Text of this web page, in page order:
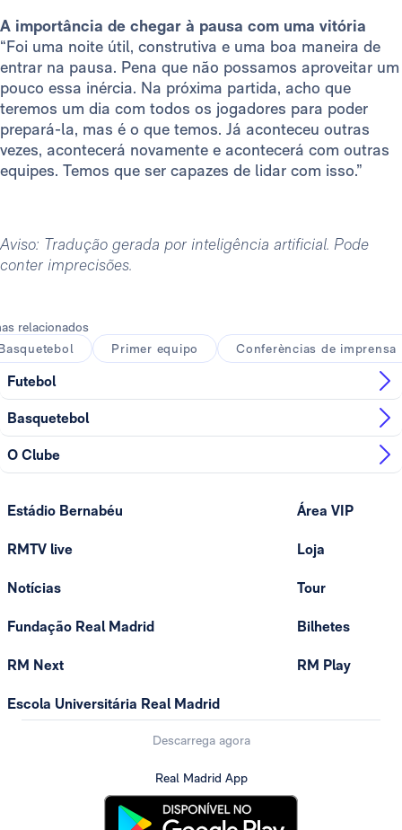
A importância de chegar à pausa com uma vitória
“Foi uma noite útil, construtiva e uma boa maneira de
entrar na pausa. Pena que não possamos aproveitar um
pouco essa inércia. Na próxima partida, acho que
teremos um dia com todos os jogadores para poder
prepará-la, mas é o que temos. Já aconteceu outras
vezes, acontecerá novamente e acontecerá com outras
equipes. Temos que ser capazes de lidar com isso.”
Aviso: Tradução gerada por inteligência artificial. Pode
conter imprecisões.
relacionados
Primer equipo Conferèncias de imprensa
Futebol
Basquetebol
O Clube
Estádio Bernabéu
RMTV live
Notícias
Fundação Real Madrid
RM Next
Escola Universitária Real Madrid
Área VIP
Loja
Tour
Bilhetes
RM Play
Descarrega agora
Real Madrid App